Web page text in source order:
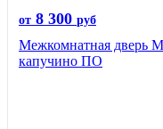
от 8 300 руб
Межкомнатная дверь
капучино ПО